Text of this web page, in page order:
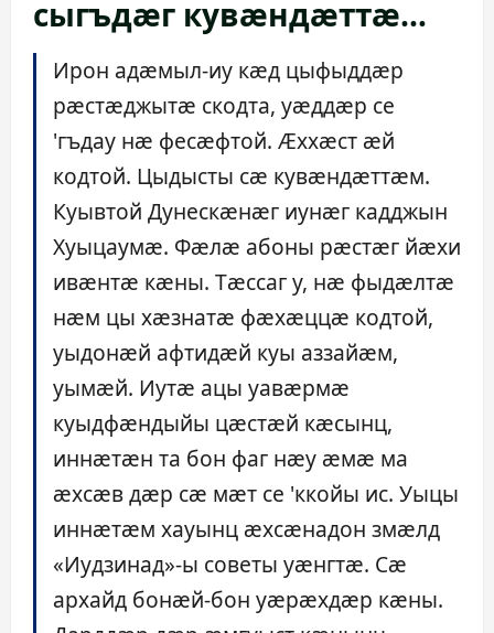
сыгъдæг кувæндæттæ…
Ирон адæмыл-иу кæд цыфыддæр
рæстæджытæ скодта, уæддæр се
'гъдау нæ фесæфтой. Æххæст æй
кодтой. Цыдысты сæ кувæндæттæм.
Куывтой Дунескæнæг иунæг кадджын
Хуыцаумæ. Фæлæ абоны рæстæг йæхи
ивæнтæ кæны. Тæссаг у, нæ фыдæлтæ
нæм цы хæзнатæ фæхæццæ кодтой,
уыдонæй афтидæй куы аззайæм,
уымæй. Иутæ ацы уавæрмæ
куыдфæндыйы цæстæй кæсынц,
иннæтæн та бон фаг нæу æмæ ма
æхсæв дæр сæ мæт се 'ккойы ис. Уыцы
иннæтæм хауынц æхсæнадон змæлд
«Иудзинад»-ы советы уæнгтæ. Сæ
архайд бонæй-бон уæрæхдæр кæны.